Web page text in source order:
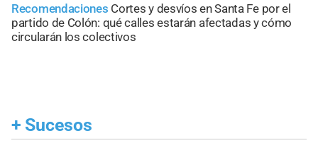
Recomendaciones Cortes y desvíos en Santa Fe por el
partido de Colón: qué calles estarán afectadas y cómo
circularán los colectivos
+ Sucesos